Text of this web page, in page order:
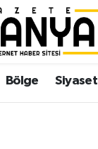
Bölge Siyaset
Eczaneler